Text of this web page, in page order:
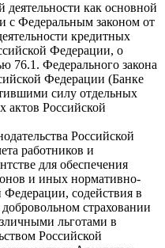
деятельности как основной
с Федеральным законом от
кредитных
Федерации, о
76.1. Федерального закона
Федерации (Банке
силу отдельных
актов Российской
Российской
работников и
для обеспечения
и иных нормативно-
содействия в
страховании
льготами в
Российской